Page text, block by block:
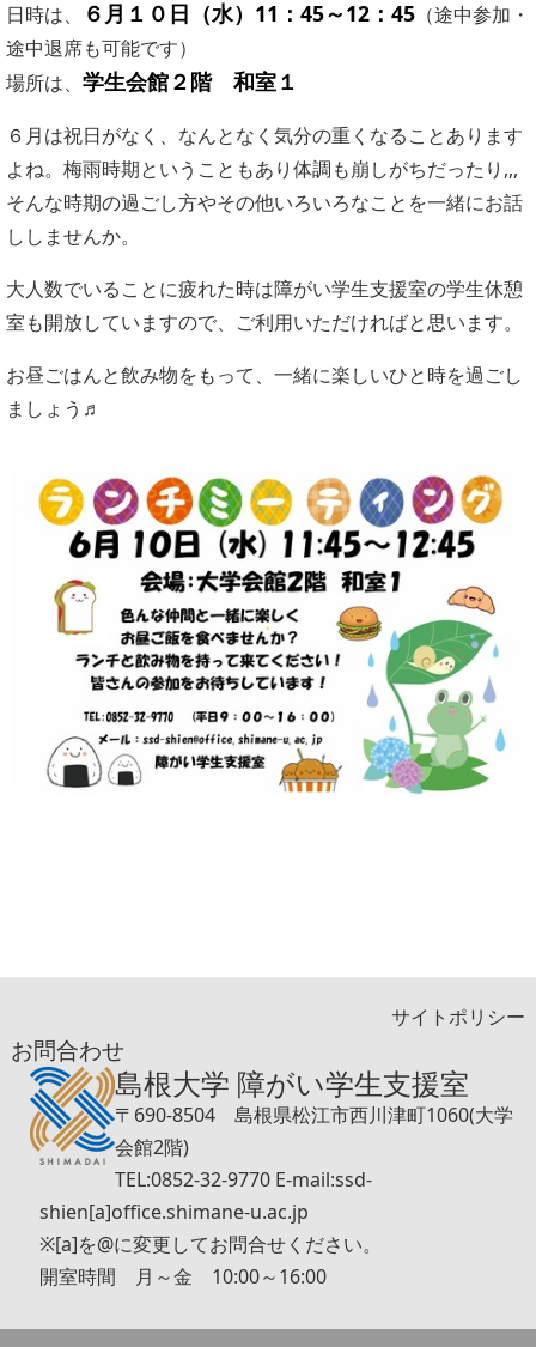
日時は、 ６月１０日（水）11：45～12：45 （途中参加・
途中退席も可能です）
場所は、 学生会館２階 和室１
６月は祝日がなく、なんとなく気分の重くなることあります
よね。梅雨時期ということもあり体調も崩しがちだったり,,,
そんな時期の過ごし方やその他いろいろなことを一緒にお話
ししませんか。
大人数でいることに疲れた時は障がい学生支援室の学生休憩
室も開放していますので、ご利用いただければと思います。
お昼ごはんと飲み物をもって、一緒に楽しいひと時を過ごし
ましょう♬
サイトポリシー
お問合わせ
島根大学 障がい学生支援室
〒690-8504 島根県松江市西川津町1060(大学
会館2階)
TEL:0852-32-9770 E-mail:ssd-
shien[a]office.shimane-u.ac.jp
※[a]を@に変更してお問合せください。
開室時間 月～金 10:00～16:00